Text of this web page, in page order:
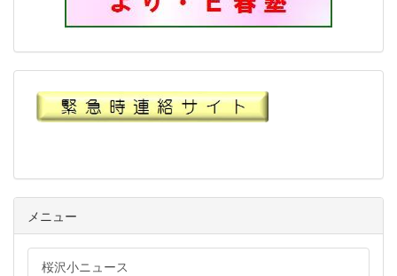
メニュー
桜沢小ニュース